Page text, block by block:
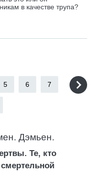
в качестве трупа?
5 6 7
Дэмьен.
Те, кто